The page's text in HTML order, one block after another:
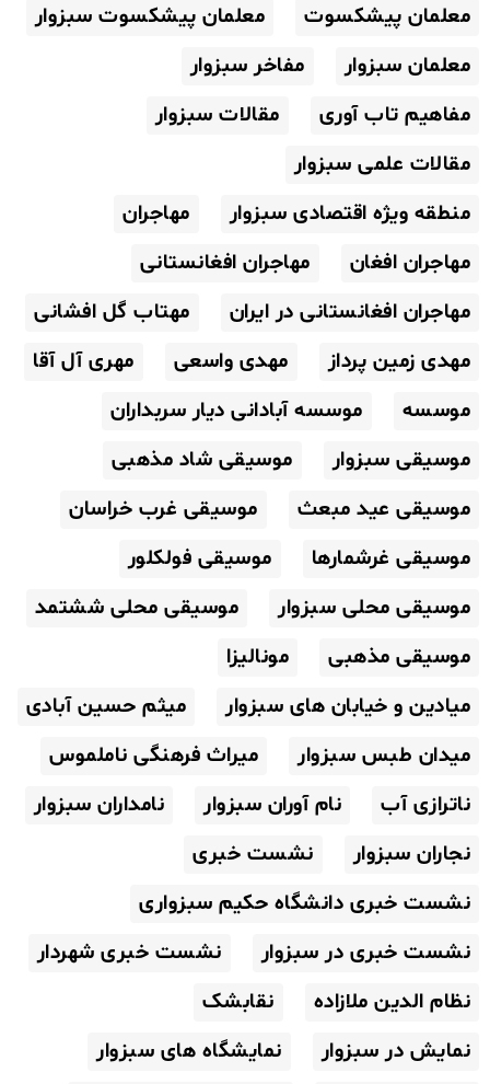
معلمان پیشکسوت
معلمان پیشکسوت سبزوار
معلمان سبزوار
مفاخر سبزوار
مفاهیم تاب آوری
مقالات سبزوار
مقالات علمی سبزوار
منطقه ویژه اقتصادی سبزوار
مهاجران
مهاجران افغان
مهاجران افغانستانی
مهاجران افغانستانی در ایران
مهتاب گل افشانی
مهدی زمین پرداز
مهدی واسعی
مهری آل آقا
موسسه
موسسه آبادانی دیار سربداران
موسیقی سبزوار
موسیقی شاد مذهبی
موسیقی عید مبعث
موسیقی غرب خراسان
موسیقی غرشمارها
موسیقی فولکلور
موسیقی محلی سبزوار
موسیقی محلی ششتمد
موسیقی مذهبی
مونالیزا
میادین و خیابان های سبزوار
میثم حسین آبادی
میدان طبس سبزوار
میراث فرهنگی ناملموس
ناترازی آب
نام آوران سبزوار
نامداران سبزوار
نجاران سبزوار
نشست خبری
نشست خبری دانشگاه حکیم سبزواری
نشست خبری در سبزوار
نشست خبری شهردار
نظام الدین ملازاده
نقابشک
نمایش در سبزوار
نمایشگاه های سبزوار